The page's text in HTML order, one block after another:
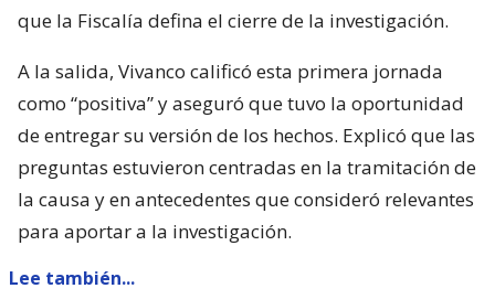
que la Fiscalía defina el cierre de la investigación.
A la salida, Vivanco calificó esta primera jornada
como “positiva” y aseguró que tuvo la oportunidad
de entregar su versión de los hechos. Explicó que las
preguntas estuvieron centradas en la tramitación de
la causa y en antecedentes que consideró relevantes
para aportar a la investigación.
Lee también...